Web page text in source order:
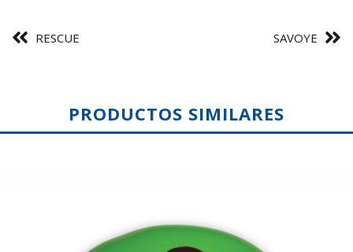
RESCUE SAVOYE
PRODUCTOS SIMILARES